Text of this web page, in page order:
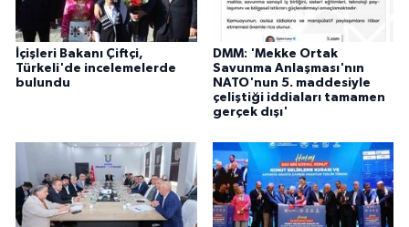
İçişleri Bakanı Çiftçi,
Türkeli'de incelemelerde
bulundu
DMM: 'Mekke Ortak
Savunma Anlaşması'nın
NATO'nun 5. maddesiyle
çeliştiği iddiaları tamamen
gerçek dışı'